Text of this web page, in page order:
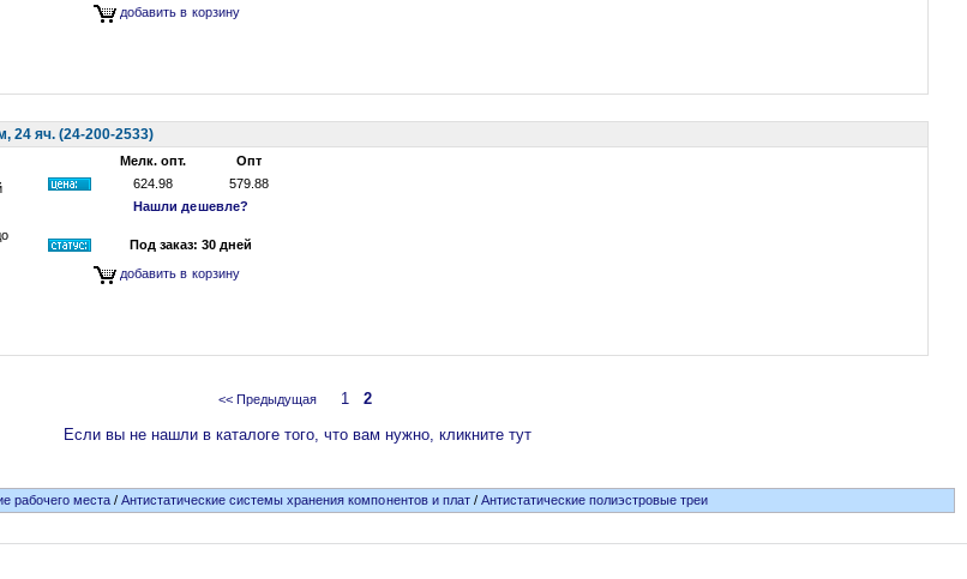
добавить в корзину
24 яч. (24-200-2533)
Мелк. опт.
Опт
624.98
579.88
Нашли дешевле?
Под заказ: 30 дней
добавить в корзину
<< Предыдущая 1 2
Если вы не нашли в каталоге того, что вам нужно, кликните тут
рабочего места/ Антистатические системы хранения компонентов и плат/ Антистатические полиэстровые треи